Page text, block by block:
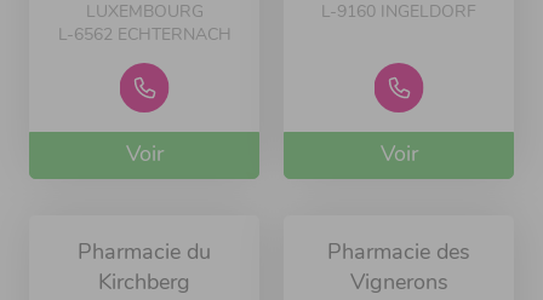
LUXEMBOURG
L-6562 ECHTERNACH
Voir
L-9160 INGELDORF
Voir
Pharmacie du
Kirchberg
Pharmacie des
Vignerons